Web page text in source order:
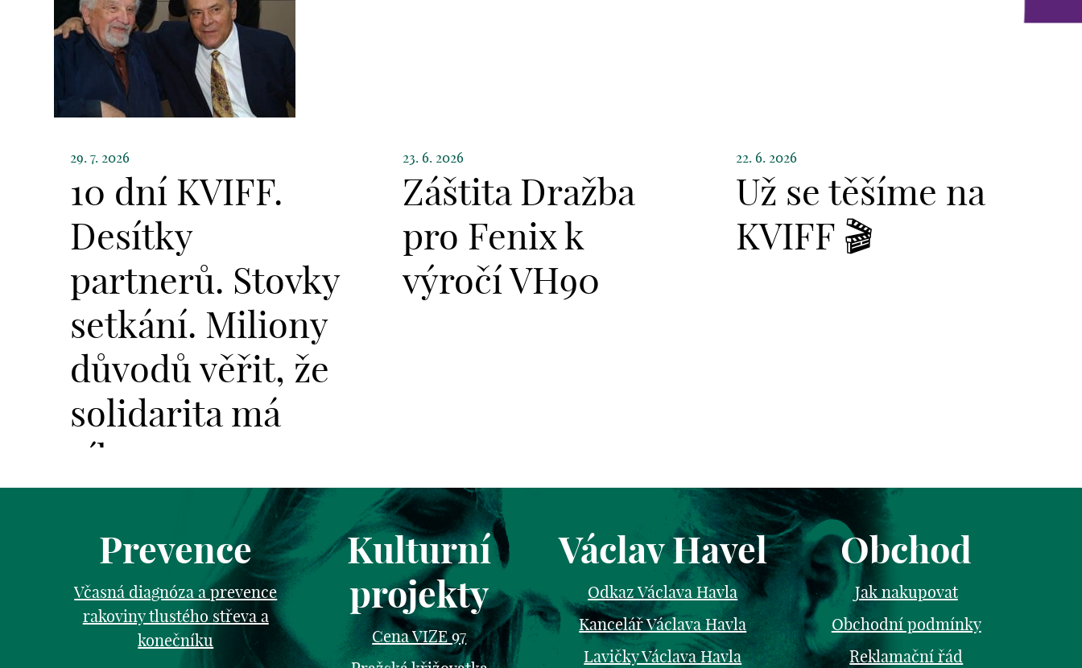
29. 7. 2026
10 dní KVIFF.
Desítky
partnerů. Stovky
setkání. Miliony
důvodů věřit, že
solidarita má
sílu.
23. 6. 2026
Záštita Dražba
pro Fenix k
výročí VH90
22. 6. 2026
Už se těšíme na
KVIFF 🎬
Prevence
Včasná diagnóza a prevence
rakoviny tlustého střeva a
konečníku
Kulturní
projekty
Cena VIZE 97
Václav Havel
Odkaz Václava Havla
Kancelář Václava Havla
Lavičky Václava Havla
Obchod
Jak nakupovat
Obchodní podmínky
Reklamační řád